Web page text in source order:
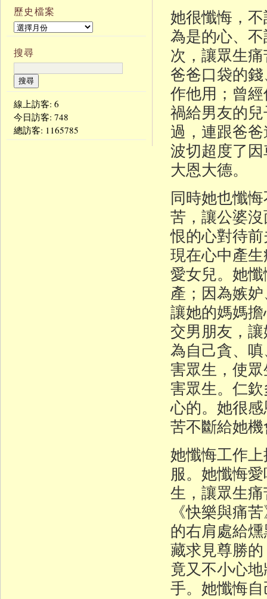
她很懺悔，
為是的心、
次，讓眾生
爸爸口袋的
作他用；曾
禍給男友的
過，連跟爸
波切超度了
大恩大德。
同時她也懺
苦，讓公婆
恨的心對待
現在心中產
愛女兒。她
產；因為嫉
讓她的媽媽
交男朋友，
為自己貪、
害眾生，使
害眾生。仁
心的。她很
苦不斷給她
她懺悔工作
服。她懺悔
生，讓眾生
《快樂與痛
的右肩處給
藏求見尊勝
竟又不小心
手。她懺悔
歷史檔案
搜尋
線上訪客: 6
今日訪客: 748
總訪客: 1165785